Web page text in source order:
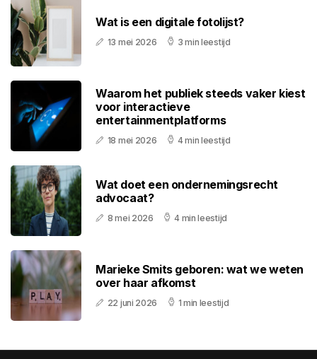
Wat is een digitale fotolijst?
13 mei 2026 3 min leestijd
Waarom het publiek steeds vaker kiest
voor interactieve
entertainmentplatforms
18 mei 2026 4 min leestijd
Wat doet een ondernemingsrecht
advocaat?
8 mei 2026 4 min leestijd
Marieke Smits geboren: wat we weten
over haar afkomst
22 juni 2026 1 min leestijd